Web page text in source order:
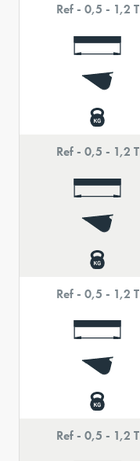
Ref - 0,5 - 1,2 T
Ref - 0,5 - 1,2 T
Ref - 0,5 - 1,2 T
Ref - 0,5 - 1,2 T